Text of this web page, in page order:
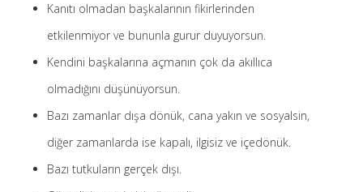
10 Kasım 2024
Ayfer Kaya- Saçı Örtmek Kur’an’ın Emri midir?
2 Mayıs 2020
laçin- Saçı Örtmek Kur’an’ın Emri midir?
30 Nisan 2020
- Saçı Örtmek Kur’an’ın Emri midir?
30 Nisan 2020
Kanıtı olmadan başkalarının fikirlerinden
etkilenmiyor ve bununla gurur duyuyorsun.
Kendini başkalarına açmanın çok da akıllıca
olmadığını düşünüyorsun.
Bazı zamanlar dışa dönük, cana yakın ve sosyalsin,
diğer zamanlarda ise kapalı, ilgisiz ve içedönük.
Bazı tutkuların gerçek dışı.